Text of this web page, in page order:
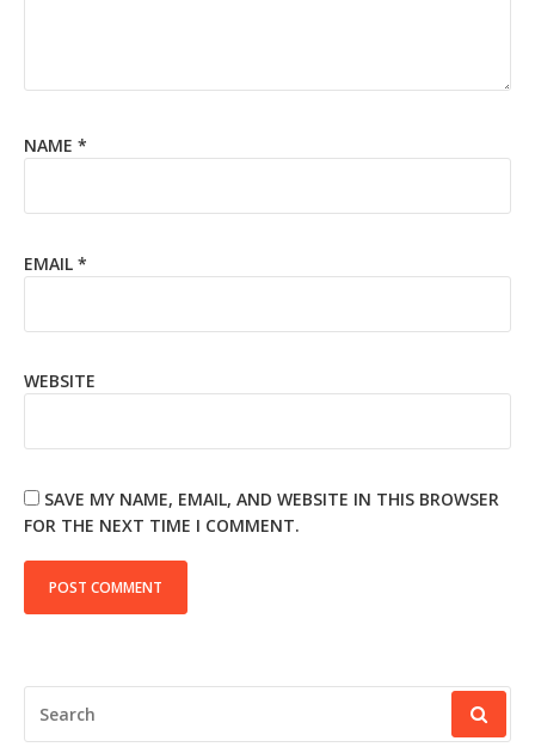
NAME *
EMAIL *
WEBSITE
SAVE MY NAME, EMAIL, AND WEBSITE IN THIS BROWSER
FOR THE NEXT TIME I COMMENT.
FOR: